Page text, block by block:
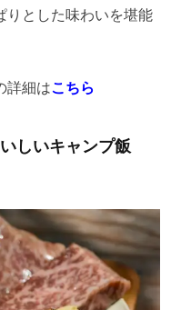
りとした味わいを堪能
詳細はこちら
しいキャンプ飯